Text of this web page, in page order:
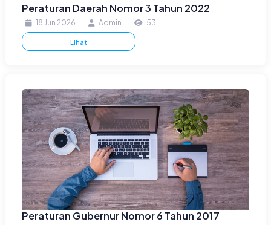
Peraturan Daerah Nomor 3 Tahun 2022
18 Jun 2026 Admin 53
Lihat
Peraturan Gubernur Nomor 6 Tahun 2017